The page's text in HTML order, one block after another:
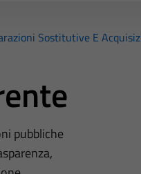
Sostitutive E
pubbliche